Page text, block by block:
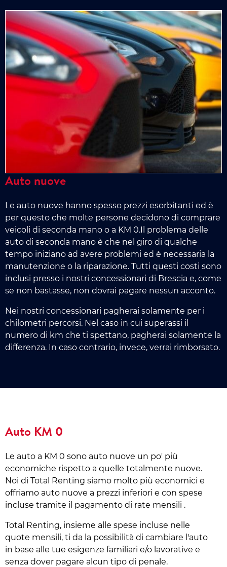
Auto nuove
Le auto nuove hanno spesso prezzi esorbitanti ed è
per questo che molte persone decidono di comprare
veicoli di seconda mano o a KM 0.Il problema delle
auto di seconda mano è che nel giro di qualche
tempo iniziano ad avere problemi ed è necessaria la
manutenzione o la riparazione. Tutti questi costi sono
inclusi presso i nostri concessionari di Brescia e, come
se non bastasse, non dovrai pagare nessun acconto.
Nei nostri concessionari pagherai solamente per i
chilometri percorsi. Nel caso in cui superassi il
numero di km che ti spettano, pagherai solamente la
differenza. In caso contrario, invece, verrai rimborsato.
Auto KM 0
Le auto a KM 0 sono auto nuove un po' più
economiche rispetto a quelle totalmente nuove.
Noi di Total Renting siamo molto più economici e
offriamo auto nuove a prezzi inferiori e con spese
incluse tramite il pagamento di rate mensili .
Total Renting, insieme alle spese incluse nelle
quote mensili, ti da la possibilità di cambiare l'auto
in base alle tue esigenze familiari e/o lavorative e
senza dover pagare alcun tipo di penale.